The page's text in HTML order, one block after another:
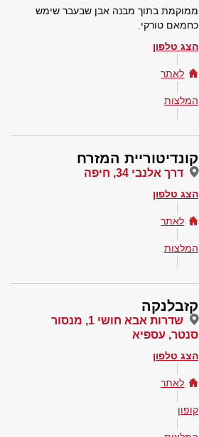
ממוקמת בתוך מבנה אבן שבעבר שימש
כחמאם טורקי.
הצג טלפון
לאתר
המלצות
קונדיטוריית המזרח
דרך אלנבי 34, חיפה
הצג טלפון
לאתר
המלצות
קזבלנקה
שדרות אבא חושי 1, מנסור
סנטר, עספיא
הצג טלפון
לאתר
קופון